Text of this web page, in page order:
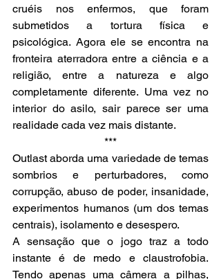
cruéis nos enfermos, que foram
submetidos a tortura física e
psicológica. Agora ele se encontra na
fronteira aterradora entre a ciência e a
religião, entre a natureza e algo
completamente diferente. Uma vez no
interior do asilo, sair parece ser uma
realidade cada vez mais distante.
***
Outlast aborda uma variedade de temas
sombrios e perturbadores, como
corrupção, abuso de poder, insanidade,
experimentos humanos (um dos temas
centrais), isolamento e desespero.
A sensação que o jogo traz a todo
instante é de medo e claustrofobia.
Tendo apenas uma câmera a pilhas,